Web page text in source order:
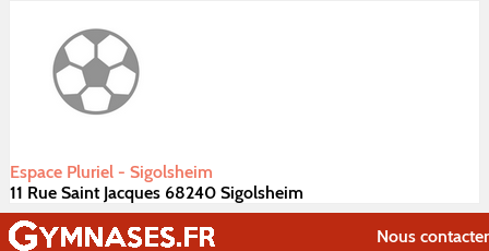
Espace Pluriel - Sigolsheim
11 Rue Saint Jacques 68240 Sigolsheim
Nous contacter